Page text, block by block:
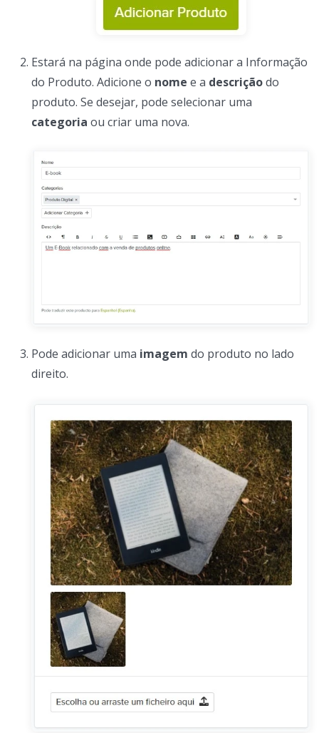
Estará na página onde pode adicionar a Informação
do Produto. Adicione o nome e a descriçãodo
produto. Se desejar, pode selecionar uma
categoria ou criar uma nova.
Pode adicionar uma imagem do produto no lado
direito.